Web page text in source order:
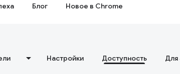
Блог Новое в Chrome
Настройки Доступность Для